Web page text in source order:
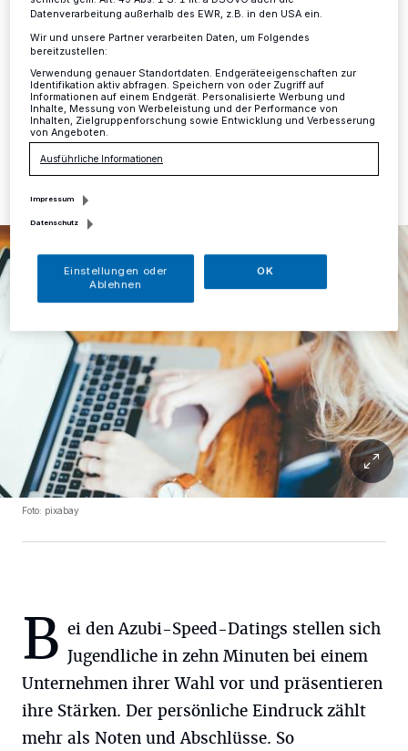
Kreis·Die IHK Düsseldorf lädt morgen zum Azubi-
Speed-Dating in Ratingen ein.
18.05.2022 , 14:39 Uhr Eine Minute Lesezeit
Foto: pixabay
B ei den Azubi-Speed-Datings stellen sich
Jugendliche in zehn Minuten bei einem
Unternehmen ihrer Wahl vor und präsentieren
ihre Stärken. Der persönliche Eindruck zählt
mehr als Noten und Abschlüsse. So
Datenverarbeitung außerhalb des EWR, z.B. in den USA ein.
Wir und unsere Partner verarbeiten Daten, um Folgendes
bereitzustellen:
Verwendung genauer Standortdaten. Endgeräteeigenschaften zur
Identifikation aktiv abfragen. Speichern von oder Zugriff auf
Informationen auf einem Endgerät. Personalisierte Werbung und
Inhalte, Messung von Werbeleistung und der Performance von
Inhalten, Zielgruppenforschung sowie Entwicklung und Verbesserung
von Angeboten.
Ausführliche Informationen
Impressum
Datenschutz
Einstellungen oder
Ablehnen
OK